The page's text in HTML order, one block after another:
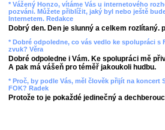
* Vážený Honzo, vítáme Vás u internetového
pozvání. Můžete přiblížit, jaký byl nebo ještě
Internetem. Redakce
Dobrý den. Den je slunný a celkem rozlítaný.
* Dobré odpoledne, co vás vedlo ke spolupráci
zvuk? Věra
Dobré odpoledne i Vám. Ke spolupráci mě
A pak má vášeň pro téměř jakoukoli hudbu.
* Proč, by podle Vás, měl člověk přijít na koncert
FOK? Radek
Protože to je pokaždé jedinečný a